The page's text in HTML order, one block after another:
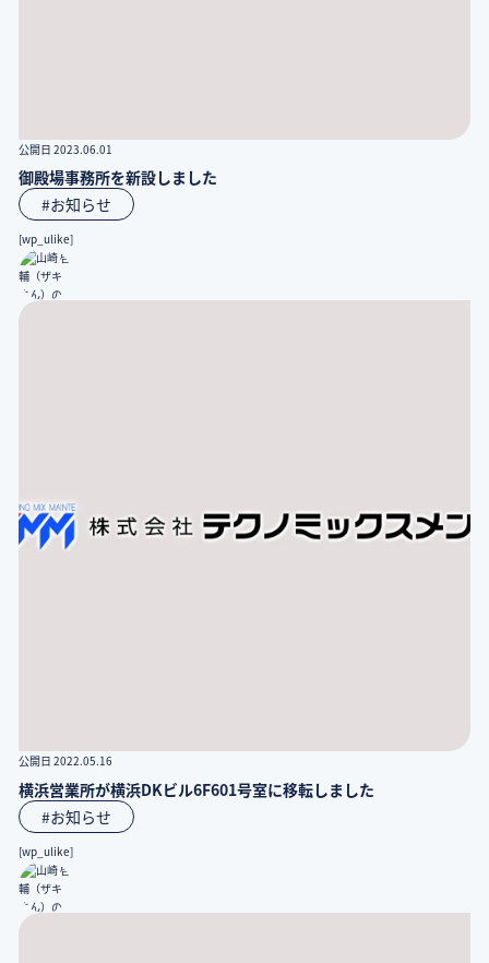
公開日 2023.06.01
御殿場事務所を新設しました
#お知らせ
[wp_ulike]
公開日 2022.05.16
横浜営業所が横浜DKビル6F601号室に移転しました
#お知らせ
[wp_ulike]